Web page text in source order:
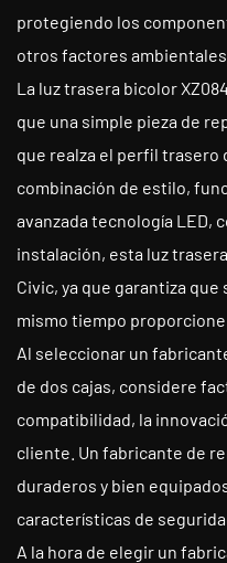
protegiendo los
otros factores ambientales.
La luz trasera bicolor
que una simple pieza de
que realza el perfil trasero
combinación de estilo,
avanzada tecnología LED,
instalación, esta luz
Civic, ya que garantiza
mismo tiempo
Al seleccionar un
de dos cajas, considere
compatibilidad, la
cliente. Un fabricante de
duraderos y bien
características de
A la hora de elegir un